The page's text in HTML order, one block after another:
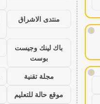
!
!
منتدى الاشراق
باك لينك وجيست
بوست
مجلة تقنية
موقع حالة للتعليم